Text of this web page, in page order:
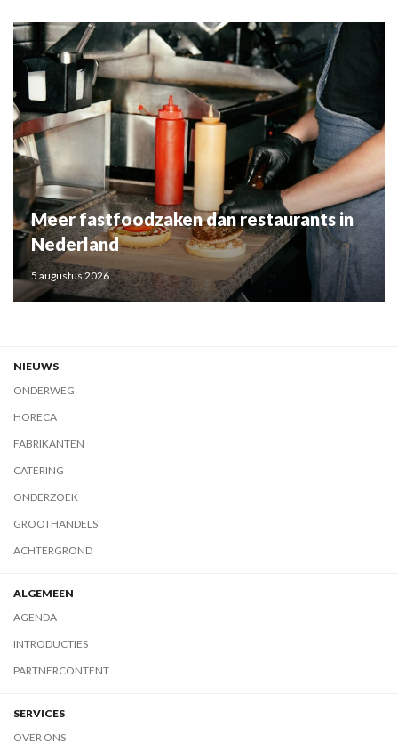
Meer fastfoodzaken dan restaurants in
Nederland
5 augustus 2026
NIEUWS
ONDERWEG
HORECA
FABRIKANTEN
CATERING
ONDERZOEK
GROOTHANDELS
ACHTERGROND
ALGEMEEN
AGENDA
INTRODUCTIES
PARTNERCONTENT
SERVICES
OVER ONS